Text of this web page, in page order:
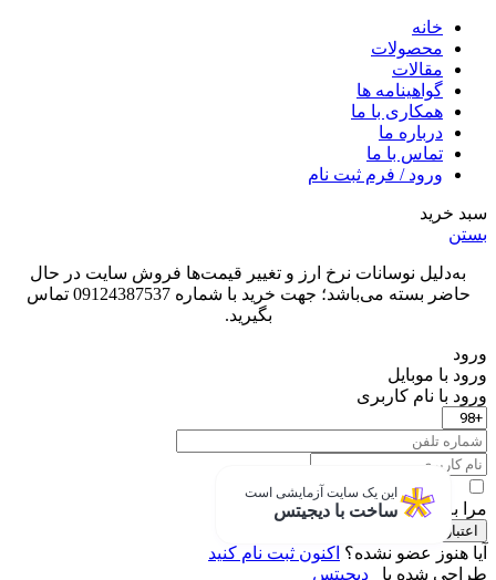
خانه
محصولات
مقالات
گواهینامه ها
همکاری با ما
درباره ما
تماس با ما
ورود / فرم ثبت نام
سبد خرید
بستن
به‌دلیل نوسانات نرخ ارز و تغییر قیمت‌ها فروش سایت در حال
حاضر بسته می‌باشد؛ جهت خرید با شماره 09124387537 تماس
بگیرید.
ورود
ورود با موبایل
ورود با ‫نام کاربری
مرا به خاطر بسپار
اعتبار سنجی
آیا هنوز عضو نشده؟ اکنون ثبت نام کنید
این یک سایت آزمایشی است
ساخت با دیجیتس
طراحی شده با دیجیتس